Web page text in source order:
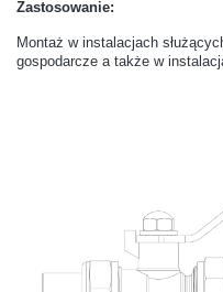
Zastosowanie:
Montaż w instalacjach
gospodarcze a także w